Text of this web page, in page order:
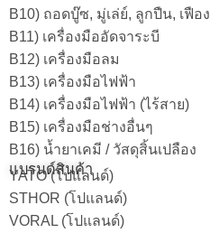
B10) ถอดบู๊ซ, มู่เล่ย์, ลูกปืน, เฟือง
B11) เครื่องมืออัดจาระบี
B12) เครื่องมือลม
B13) เครื่องมือไฟฟ้า
B14) เครื่องมือไฟฟ้า (ไร้สาย)
B15) เครื่องมือช่างอื่นๆ
B16) น้ำยาเคมี / วัสดุสิ้นเปลือง
แบรนด์สินค้า
YATO (โปแลนด์)
STHOR (โปแลนด์)
VORAL (โปแลนด์)